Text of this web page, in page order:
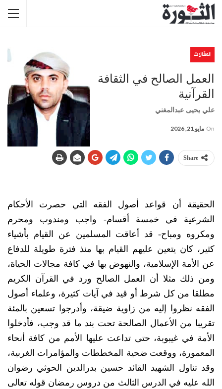
المقالات
العمل الصالح في الثقافة
القرآنية
علي يحيى عبدالمغني
On مايو 21, 2026
Share
الحقيقة أن قواعد أصول الفقه التي حصرت الأحكام
الشرعية في خمسة أقسام- واجب ومندوب ومحرم
ومكروه ومباح- قد أعاقت المسلمين عن القيام بأشياء
كثير، كان يتعين عليهم القيام بها منذ فترة طويلة للدفاع
عن الأمة الإسلامية، والنهوض بها في كافة مجالات الحياة،
ومن ذلك مثلا أن العمل الصالح ورد في القرآن الكريم
مطلقا من كل شرط أو قيد في آيات كثيرة، وعلماء أصول
الفقه نظروا إليه من زاوية ضيقة، وأدرجوا تسعين بالمئة
تقريبا من الأعمال الصالحة تحت بند ما قد وجب، فأدخلوا
الأمة في غيبوبة، حتى تداعت عليها الأمم من كافة أنحاء
المعمورة، ووقعت ضحية المخططات والمؤامرات الغربية،
وقد تناول الشهيد القائد حسين بدرالدين الحوثي رضوان
الله عليه في الدرس الثالث من دروس رمضان قوله تعالى